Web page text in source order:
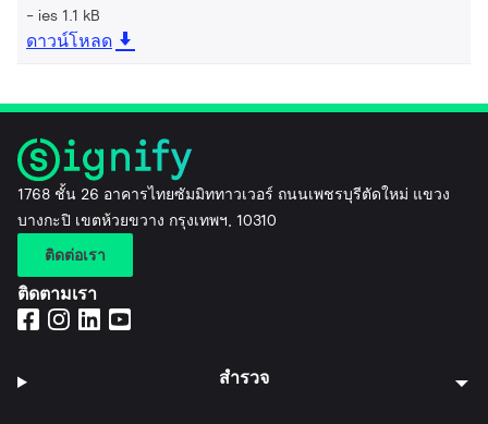
ies 1.1 kB
ดาวน์โหลด
1768 ชั้น 26 อาคารไทยซัมมิททาวเวอร์ ถนนเพชรบุรีตัดใหม่ แขวง
บางกะปิ เขตห้วยขวาง กรุงเทพฯ, 10310
ติดต่อเรา
ติดตามเรา
สำรวจ